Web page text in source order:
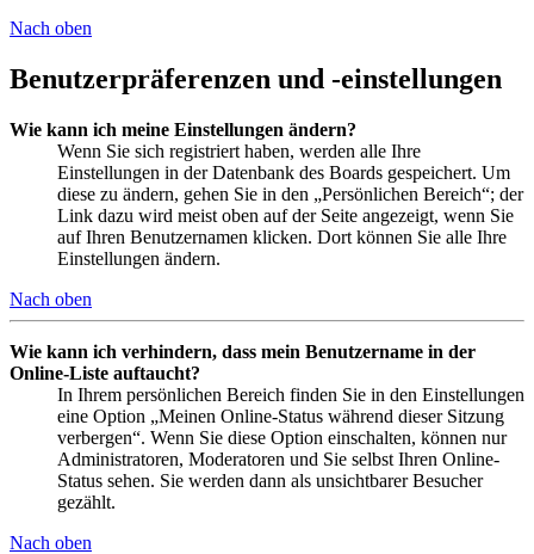
Nach oben
Benutzerpräferenzen und -einstellungen
Wie kann ich meine Einstellungen ändern?
Wenn Sie sich registriert haben, werden alle Ihre
Einstellungen in der Datenbank des Boards gespeichert. Um
diese zu ändern, gehen Sie in den „Persönlichen Bereich“; der
Link dazu wird meist oben auf der Seite angezeigt, wenn Sie
auf Ihren Benutzernamen klicken. Dort können Sie alle Ihre
Einstellungen ändern.
Nach oben
Wie kann ich verhindern, dass mein Benutzername in der
Online-Liste auftaucht?
In Ihrem persönlichen Bereich finden Sie in den Einstellungen
eine Option „Meinen Online-Status während dieser Sitzung
verbergen“. Wenn Sie diese Option einschalten, können nur
Administratoren, Moderatoren und Sie selbst Ihren Online-
Status sehen. Sie werden dann als unsichtbarer Besucher
gezählt.
Nach oben